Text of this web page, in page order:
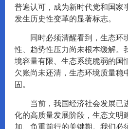
普遍认可，成为新时代党和国家
发生历史性变革的显著标志。
同时必须清醒看到，生态环
性、趋势性压力尚未根本缓解。
境容量有限、生态系统脆弱的国
欠账尚未还清，生态环境质量稳
固。
当前，我国经济社会发展已
化的高质量发展阶段，生态文明
加、负重前行的关键期。我们必